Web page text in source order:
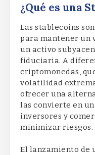
¿Qué es una
Las stablecoins
para mantener un
un activo
fiduciaria. A
criptomonedas,
volatilidad
ofrecer una
las convierte en
inversores y
minimizar riesgos.
El lanzamiento de